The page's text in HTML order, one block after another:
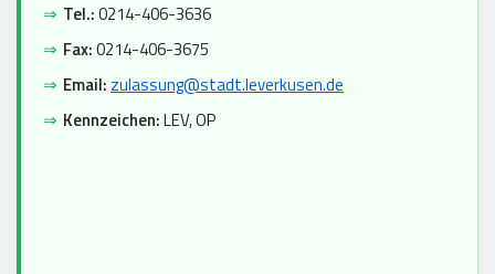
⇒ Tel.:0214-406-3636
⇒ Fax:0214-406-3675
⇒ Email: zulassung@stadt.leverkusen.de
⇒ Kennzeichen:LEV, OP